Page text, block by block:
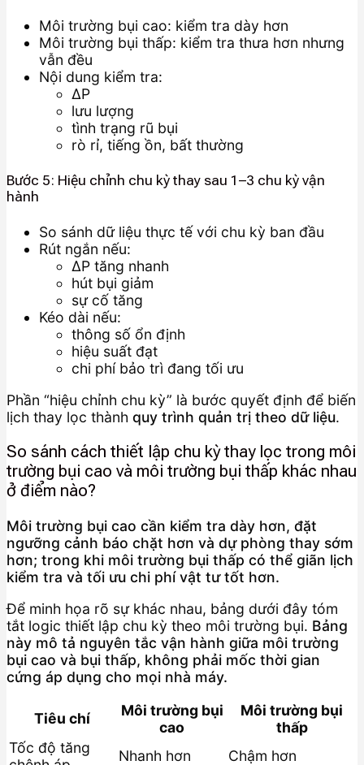
Môi trường bụi cao: kiểm tra dày hơn
Môi trường bụi thấp: kiểm tra thưa hơn nhưng
vẫn đều
Nội dung kiểm tra:
ΔP
lưu lượng
tình trạng rũ bụi
rò rỉ, tiếng ồn, bất thường
Bước 5: Hiệu chỉnh chu kỳ thay sau 1–3 chu kỳ vận
hành
So sánh dữ liệu thực tế với chu kỳ ban đầu
Rút ngắn nếu:
ΔP tăng nhanh
hút bụi giảm
sự cố tăng
Kéo dài nếu:
thông số ổn định
hiệu suất đạt
chi phí bảo trì đang tối ưu
Phần “hiệu chỉnh chu kỳ” là bước quyết định để biến
lịch thay lọc thành quy trình quản trị theo dữ liệu.
So sánh cách thiết lập chu kỳ thay lọc trong môi
trường bụi cao và môi trường bụi thấp khác nhau
ở điểm nào?
Môi trường bụi cao cần kiểm tra dày hơn, đặt
ngưỡng cảnh báo chặt hơn và dự phòng thay sớm
hơn; trong khi môi trường bụi thấp có thể giãn lịch
kiểm tra và tối ưu chi phí vật tư tốt hơn.
Để minh họa rõ sự khác nhau, bảng dưới đây tóm
tắt logic thiết lập chu kỳ theo môi trường bụi. Bảng
này mô tả nguyên tắc vận hành giữa môi trường
bụi cao và bụi thấp, không phải mốc thời gian
cứng áp dụng cho mọi nhà máy.
Tiêu chí
Môi trường bụi
cao
Môi trường bụi
thấp
Tốc độ tăng
Nhanh hơn Chậm hơn